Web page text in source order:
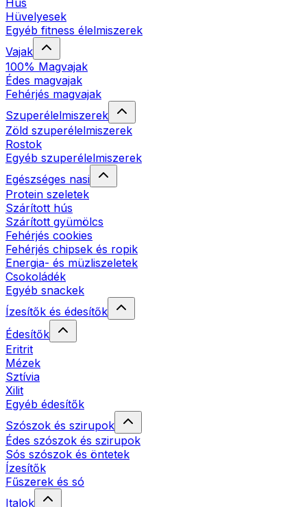
Hús
Hüvelyesek
Egyéb fitness élelmiszerek
Vajak
100% Magvajak
Édes magvajak
Fehérjés magvajak
Szuperélelmiszerek
Zöld szuperélelmiszerek
Rostok
Egyéb szuperélelmiszerek
Egészséges nasi
Protein szeletek
Szárított hús
Szárított gyümölcs
Fehérjés cookies
Fehérjés chipsek és ropik
Energia- és müzliszeletek
Csokoládék
Egyéb snackek
Ízesítők és édesítők
Édesítők
Eritrit
Mézek
Sztívia
Xilit
Egyéb édesítők
Szószok és szirupok
Édes szószok és szirupok
Sós szószok és öntetek
Ízesítők
Fűszerek és só
Italok